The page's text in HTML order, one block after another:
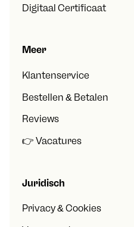
Digitaal Certificaat
Meer
Klantenservice
Bestellen & Betalen
Reviews
👉 Vacatures
Juridisch
Privacy & Cookies